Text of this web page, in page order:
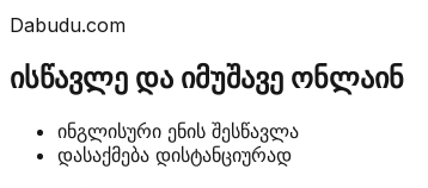
Dabudu.com
ისწავლე და იმუშავე ონლაინ
ინგლისური ენის შესწავლა
დასაქმება დისტანციურად